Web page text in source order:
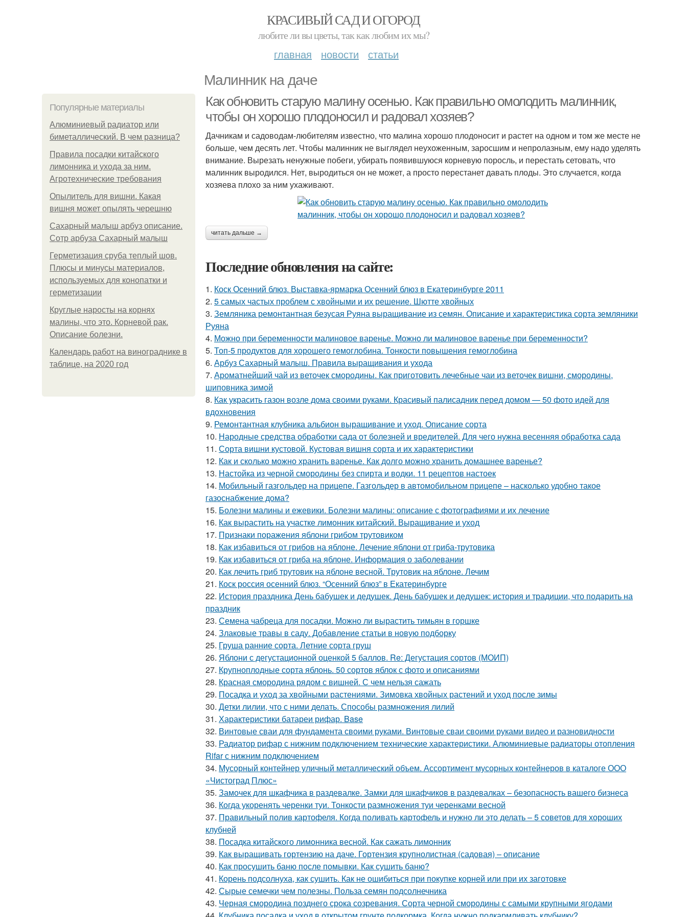
КРАСИВЫЙ САД И ОГОРОД
любите ли вы цветы, так как любим их мы?
главная новости статьи
Малинник на даче
Популярные материалы
Алюминиевый радиатор или
биметаллический. В чем разница?
Правила посадки китайского
лимонника и ухода за ним.
Агротехнические требования
Опылитель для вишни. Какая
вишня может опылять черешню
Сахарный малыш арбуз описание.
Сотр арбуза Сахарный малыш
Герметизация сруба теплый шов.
Плюсы и минусы материалов,
используемых для конопатки и
герметизации
Круглые наросты на корнях
малины, что это. Корневой рак.
Описание болезни.
Календарь работ на винограднике в
таблице, на 2020 год
Как обновить старую малину осенью. Как правильно омолодить малинник,
чтобы он хорошо плодоносил и радовал хозяев?
Дачникам и садоводам-любителям известно, что малина хорошо плодоносит и растет на одном и том же месте не
больше, чем десять лет. Чтобы малинник не выглядел неухоженным, заросшим и непролазным, ему надо уделять
внимание. Вырезать ненужные побеги, убирать появившуюся корневую поросль, и перестать сетовать, что
малинник выродился. Нет, выродиться он не может, а просто перестанет давать плоды. Это случается, когда
хозяева плохо за ним ухаживают.
читать дальше →
Последние обновления на сайте:
1. Коск Осенний блюз. Выставка-ярмарка Осенний блюз в Екатеринбурге 2011
2. 5 самых частых проблем с хвойными и их решение. Шютте хвойных
3. Земляника ремонтантная безусая Руяна выращивание из семян. Описание и характеристика сорта земляники
Руяна
4. Можно при беременности малиновое варенье. Можно ли малиновое варенье при беременности?
5. Топ-5 продуктов для хорошего гемоглобина. Тонкости повышения гемоглобина
6. Арбуз Сахарный малыш. Правила выращивания и ухода
7. Ароматнейший чай из веточек смородины. Как приготовить лечебные чаи из веточек вишни, смородины,
шиповника зимой
8. Как украсить газон возле дома своими руками. Красивый палисадник перед домом — 50 фото идей для
вдохновения
9. Ремонтантная клубника альбион выращивание и уход. Описание сорта
10. Народные средства обработки сада от болезней и вредителей. Для чего нужна весенняя обработка сада
11. Сорта вишни кустовой. Кустовая вишня сорта и их характеристики
12. Как и сколько можно хранить варенье. Как долго можно хранить домашнее варенье?
13. Настойка из черной смородины без спирта и водки. 11 рецептов настоек
14. Мобильный газгольдер на прицепе. Газгольдер в автомобильном прицепе – насколько удобно такое
газоснабжение дома?
15. Болезни малины и ежевики. Болезни малины: описание с фотографиями и их лечение
16. Как вырастить на участке лимонник китайский. Выращивание и уход
17. Признаки поражения яблони грибом трутовиком
18. Как избавиться от грибов на яблоне. Лечение яблони от гриба-трутовика
19. Как избавиться от гриба на яблоне. Информация о заболевании
20. Как лечить гриб трутовик на яблоне весной. Трутовик на яблоне. Лечим
21. Коск россия осенний блюз. “Осенний блюз” в Екатеринбурге
22. История праздника День бабушек и дедушек. День бабушек и дедушек: история и традиции, что подарить на
праздник
23. Семена чабреца для посадки. Можно ли вырастить тимьян в горшке
24. Злаковые травы в саду. Добавление статьи в новую подборку
25. Груша ранние сорта. Летние сорта груш
26. Яблони с дегустационной оценкой 5 баллов. Re: Дегустация сортов (МОИП)
27. Крупноплодные сорта яблонь. 50 сортов яблок с фото и описаниями
28. Красная смородина рядом с вишней. С чем нельзя сажать
29. Посадка и уход за хвойными растениями. Зимовка хвойных растений и уход после зимы
30. Детки лилии, что с ними делать. Способы размножения лилий
31. Характеристики батареи рифар. Base
32. Винтовые сваи для фундамента своими руками. Винтовые сваи своими руками видео и разновидности
33. Радиатор рифар с нижним подключением технические характеристики. Алюминиевые радиаторы отопления
Rifar с нижним подключением
34. Мусорный контейнер уличный металлический объем. Ассортимент мусорных контейнеров в каталоге ООО
«Чистоград Плюс»
35. Замочек для шкафчика в раздевалке. Замки для шкафчиков в раздевалках – безопасность вашего бизнеса
36. Когда укоренять черенки туи. Тонкости размножения туи черенками весной
37. Правильный полив картофеля. Когда поливать картофель и нужно ли это делать – 5 советов для хороших
клубней
38. Посадка китайского лимонника весной. Как сажать лимонник
39. Как выращивать гортензию на даче. Гортензия крупнолистная (садовая) – описание
40. Как просушить баню после помывки. Как сушить баню?
41. Корень подсолнуха, как сушить. Как не ошибиться при покупке корней или при их заготовке
42. Сырые семечки чем полезны. Польза семян подсолнечника
43. Черная смородина позднего срока созревания. Сорта черной смородины с самыми крупными ягодами